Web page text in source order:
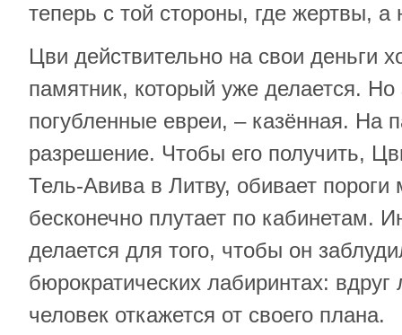
теперь с той стороны, где жертвы, а
Цви действительно на свои деньги
памятник, который уже делается.
погубленные евреи, – казённая. На
разрешение. Чтобы его получить,
Тель-Авива в Литву, обивает пороги
бесконечно плутает по кабинетам.
делается для того, чтобы он
бюрократических лабиринтах: вдруг
человек откажется от своего плана.